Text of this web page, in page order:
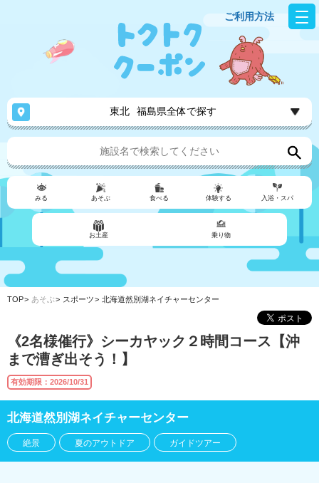
ご利用方法
東北 福島県全体で探す
みる あそぶ 食べる 体験する 入浴・スパ
お土産 乗り物
TOP あそぶ スポーツ 北海道然別湖ネイチャーセンター
《2名様催行》シーカヤック２時間コース【沖
まで漕ぎ出そう！】
有効期限：2026/10/31
北海道然別湖ネイチャーセンター
絶景 夏のアウトドア ガイドツアー